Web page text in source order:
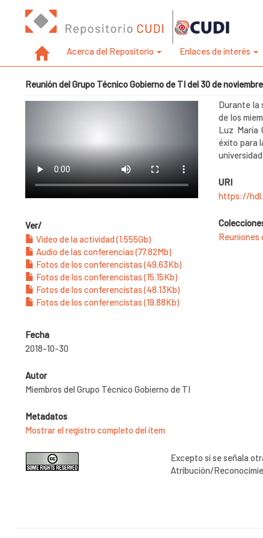
Acerca del Repositorio Enlaces de interés
Reunión del Grupo Técnico Gobierno de TI del 30 de
Ver/
Video de la actividad (1.555Gb)
Audio de las conferencias (77.82Mb)
Fotos de los conferencistas (49.63Kb)
Fotos de los conferencistas (15.15Kb)
Fotos de los conferencistas (48.13Kb)
Fotos de los conferencistas (19.88Kb)
Fecha
2018-10-30
Autor
Miembros del Grupo Técnico Gobierno de TI
Metadatos
Mostrar el registro completo del ítem
Durante la
de los
Luz María
éxito para
URI
https://
Reuniones
Excepto si se señala
Atribución/